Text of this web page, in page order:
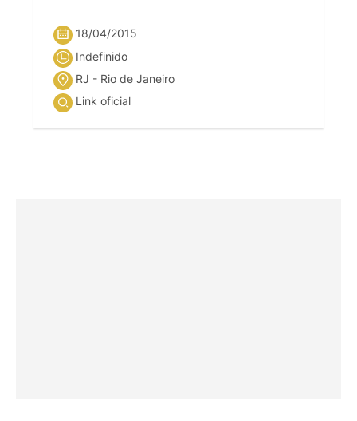
18/04/2015
Indefinido
RJ - Rio de Janeiro
Link oficial